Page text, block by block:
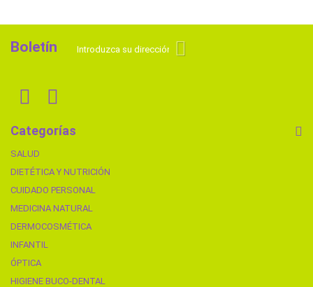
Boletín
Categorías
SALUD
DIETÉTICA Y NUTRICIÓN
CUIDADO PERSONAL
MEDICINA NATURAL
DERMOCOSMÉTICA
INFANTIL
ÓPTICA
HIGIENE BUCO-DENTAL